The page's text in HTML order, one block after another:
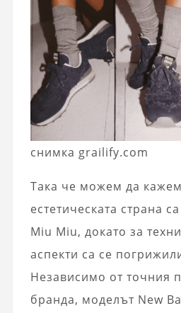
снимка grailify.com
Така че можем да
естетическата страна
Miu Miu, докато за
аспекти са се
Независимо от точния
бранда, моделът New